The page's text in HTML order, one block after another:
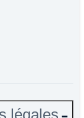
légales